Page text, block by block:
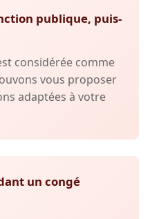
publique, puis-
considérée comme
vous proposer
adaptées à votre
un congé